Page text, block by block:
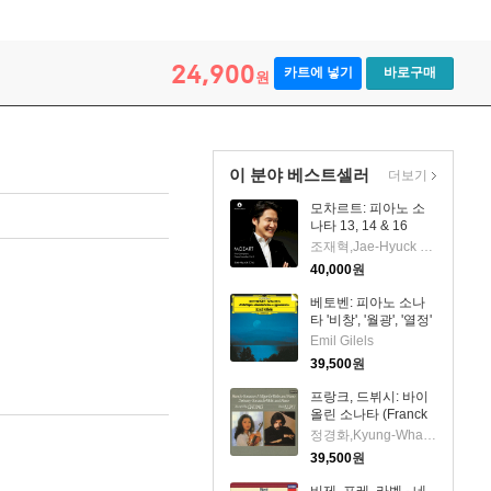
Scandali 24,900원 카트에 넣기 바로구매
이 분야 베스트셀러
모차르트: 피아노 소
나타 13, 14 & 16
(Mozart: Piano
Sonatas Nos.13, 14
& 16)(CD) - 조재혁
(Jae-Hyuck Cho)
조재혁,Jae-Hyuck Cho
40,000원
베토벤: 피아노 소나
타 '비창', '월광', '열정'
(Beethoven: Piano
Sonatas No. 8
'pathetique' , No. 14
'moonlight' & No. 23
'appassionata')
(UHQCD)(일본반) -
Emil Gilels
Emil Gilels
39,500원
프랑크, 드뷔시: 바이
올린 소나타 (Franck
& Debussy: Violin
Sonatas) (UHQCD)
(일본반) - 정경화
(Kyung-Wha Chung)
정경화,Kyung-Wha Chung,Radu Lupu
39,500원
더보기